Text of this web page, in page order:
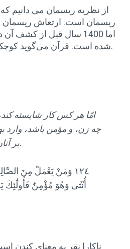
از نظریه ریسمان می دانیم
ریسمان است. ارتعاش ریسمان
اما 1400 سال قبل از
شده است. قرآن می‌گوید کوچک‌ترین جرم چمدان است.
امّا هر کس کار شایسته
چه زن، و مؤمن باشد،
بر آنان ستم نمی‌شود.
١٢٤ وَمَنْ يَعْمَلْ مِنَ
أُنْثَىٰ وَهُوَ مُؤْمِنٌ فَأُولَٰئِكَ
ناکارا نقر به معنای کندن